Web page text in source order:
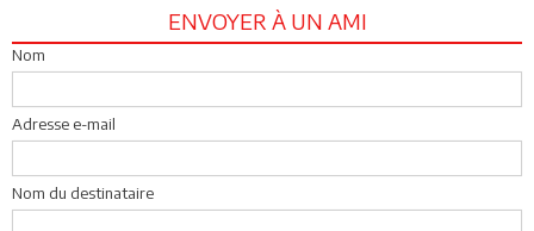
ENVOYER À UN AMI
Nom
Adresse e-mail
Nom du destinataire